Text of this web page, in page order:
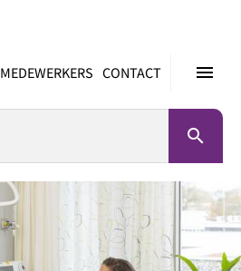
menu
MEDEWERKERS CONTACT
search